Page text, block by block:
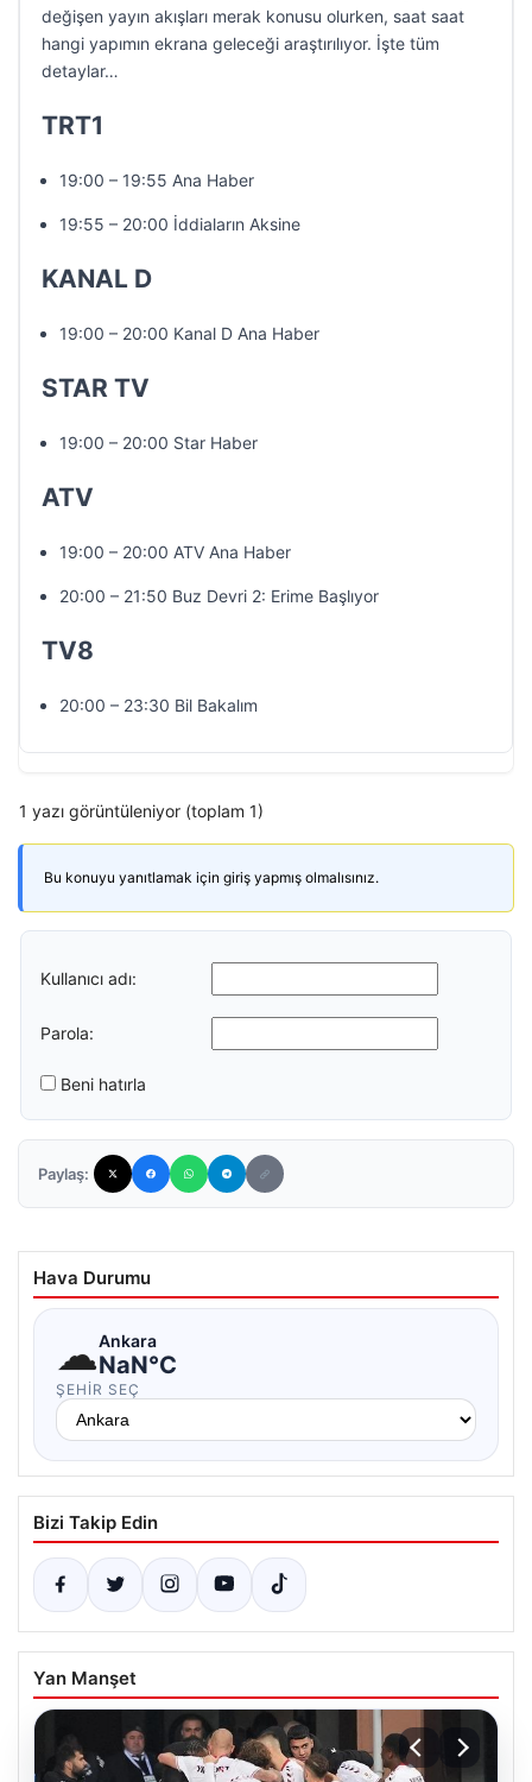
değişen yayın akışları merak konusu olurken, saat saat
hangi yapımın ekrana geleceği araştırılıyor. İşte tüm
detaylar…
TRT1
19:00 – 19:55 Ana Haber
19:55 – 20:00 İddiaların Aksine
KANAL D
19:00 – 20:00 Kanal D Ana Haber
STAR TV
19:00 – 20:00 Star Haber
ATV
19:00 – 20:00 ATV Ana Haber
20:00 – 21:50 Buz Devri 2: Erime Başlıyor
TV8
20:00 – 23:30 Bil Bakalım
1 yazı görüntüleniyor (toplam 1)
Bu konuyu yanıtlamak için giriş yapmış olmalısınız.
Kullanıcı adı:
Parola:
Beni hatırla
Paylaş:
Hava Durumu
☁Ankara
NaN°C
ŞEHIR SEÇ
Bizi Takip Edin
Yan Manşet